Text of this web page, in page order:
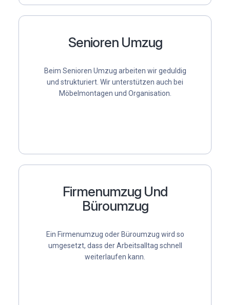
Senioren Umzug
Beim Senioren Umzug arbeiten wir geduldig
und strukturiert. Wir unterstützen auch bei
Möbelmontagen und Organisation.
Firmenumzug Und
Büroumzug
Ein Firmenumzug oder Büroumzug wird so
umgesetzt, dass der Arbeitsalltag schnell
weiterlaufen kann.